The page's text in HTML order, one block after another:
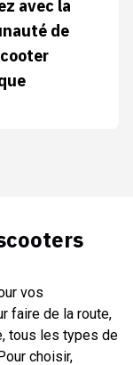
avec la
de
vos
faire de la route,
tous les types de
choisir,